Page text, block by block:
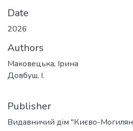
Date
2026
Authors
Маковецька, Ірина
Довбуш, І.
Publisher
Видавничий дім "Києво-